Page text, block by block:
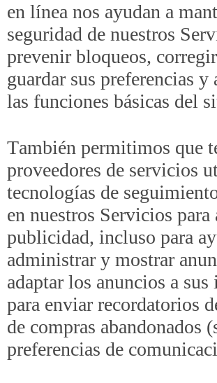
en línea nos ayudan a
seguridad de nuestros
prevenir bloqueos,
guardar sus preferencias y
las funciones básicas del
También permitimos que
proveedores de servicios
tecnologías de
en nuestros Servicios
publicidad, incluso para
administrar y mostrar
adaptar los anuncios a sus
para enviar recordatorios
de compras abandonados
preferencias de